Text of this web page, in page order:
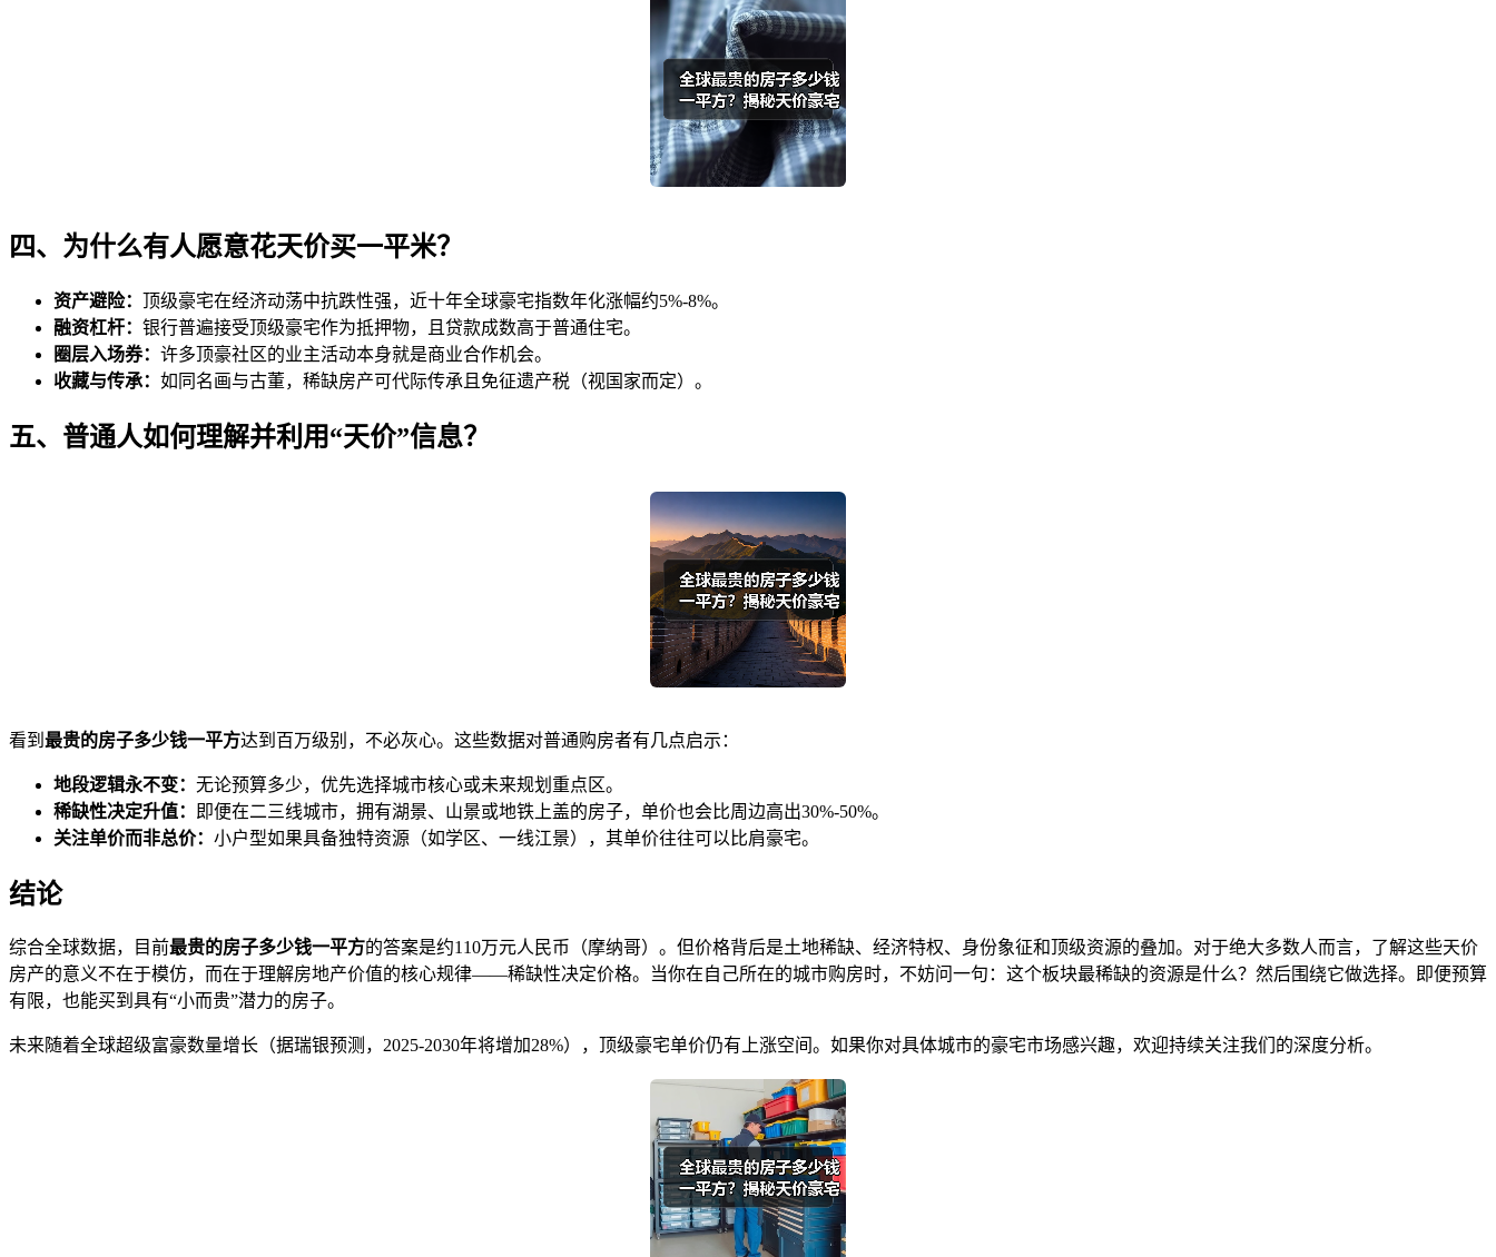
四、为什么有人愿意花天价买一平米？
资产避险： 顶级豪宅在经济动荡中抗跌性强，近十年全球豪宅指数年化涨幅约5%-8%。
融资杠杆： 银行普遍接受顶级豪宅作为抵押物，且贷款成数高于普通住宅。
圈层入场券： 许多顶豪社区的业主活动本身就是商业合作机会。
收藏与传承： 如同名画与古董，稀缺房产可代际传承且免征遗产税（视国家而定）。
五、普通人如何理解并利用“天价”信息？
看到 最贵的房子多少钱一平方达到百万级别，不必灰心。这些数据对普通购房者有几点启示：
地段逻辑永不变： 无论预算多少，优先选择城市核心或未来规划重点区。
稀缺性决定升值：
即便在二三线城市，拥有湖景、山景或地铁上盖的房子，单价也会比周边高出30%-50%。
关注单价而非总价： 小户型如果具备独特资源（如学区、一线江景），其单价往往可以比肩豪宅。
结论
综合全球数据，目前最贵的房子多少钱一平方的答案是约110万元人民币（摩纳哥）。但价格背后是土地稀缺、经济特权、身份象征和顶级资源的叠加。对于绝大多数人而言，了解这些天价
房产的意义不在于模仿，而在于理解房地产价值的核心规律——稀缺性决定价格。当你在自己所在的城市购房时，不妨问一句：这个板块最稀缺的资源是什么？然后围绕它做选择。即便预算
有限，也能买到具有“小而贵”潜力的房子。
未来随着全球超级富豪数量增长（据瑞银预测，2025-2030年将增加28%），顶级豪宅单价仍有上涨空间。如果你对具体城市的豪宅市场感兴趣，欢迎持续关注我们的深度分析。